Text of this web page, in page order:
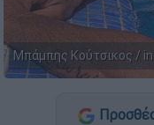
Μπάμπης Κούτσικος /